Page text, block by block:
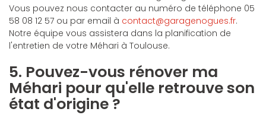
Vous pouvez nous contacter au numéro de téléphone 05
58 08 12 57 ou par email à contact@garagenogues.fr.
Notre équipe vous assistera dans la planification de
l'entretien de votre Méhari à Toulouse.
5. Pouvez-vous rénover ma
Méhari pour qu'elle retrouve son
état d'origine ?